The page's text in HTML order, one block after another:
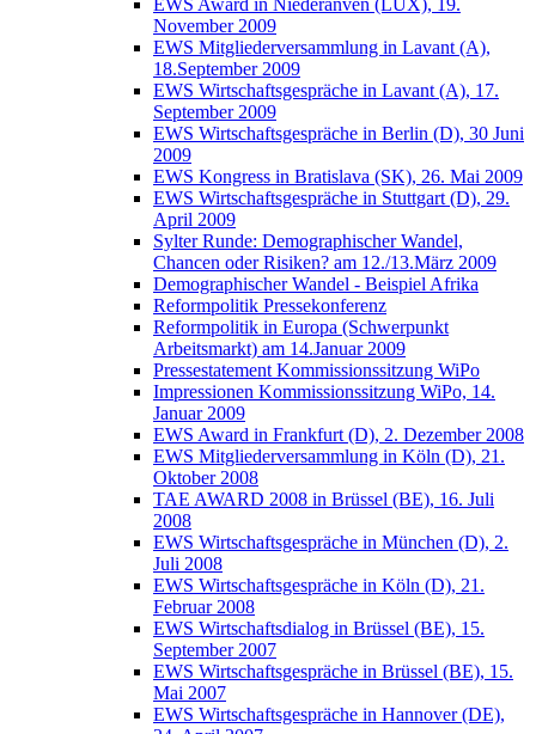
EWS Award in Niederanven (LUX), 19.
November 2009
EWS Mitgliederversammlung in Lavant (A),
18.September 2009
EWS Wirtschaftsgespräche in Lavant (A), 17.
September 2009
EWS Wirtschaftsgespräche in Berlin (D), 30 Juni
2009
EWS Kongress in Bratislava (SK), 26. Mai 2009
EWS Wirtschaftsgespräche in Stuttgart (D), 29.
April 2009
Sylter Runde: Demographischer Wandel,
Chancen oder Risiken? am 12./13.März 2009
Demographischer Wandel - Beispiel Afrika
Reformpolitik Pressekonferenz
Reformpolitik in Europa (Schwerpunkt
Arbeitsmarkt) am 14.Januar 2009
Pressestatement Kommissionssitzung WiPo
Impressionen Kommissionssitzung WiPo, 14.
Januar 2009
EWS Award in Frankfurt (D), 2. Dezember 2008
EWS Mitgliederversammlung in Köln (D), 21.
Oktober 2008
TAE AWARD 2008 in Brüssel (BE), 16. Juli
2008
EWS Wirtschaftsgespräche in München (D), 2.
Juli 2008
EWS Wirtschaftsgespräche in Köln (D), 21.
Februar 2008
EWS Wirtschaftsdialog in Brüssel (BE), 15.
September 2007
EWS Wirtschaftsgespräche in Brüssel (BE), 15.
Mai 2007
EWS Wirtschaftsgespräche in Hannover (DE),